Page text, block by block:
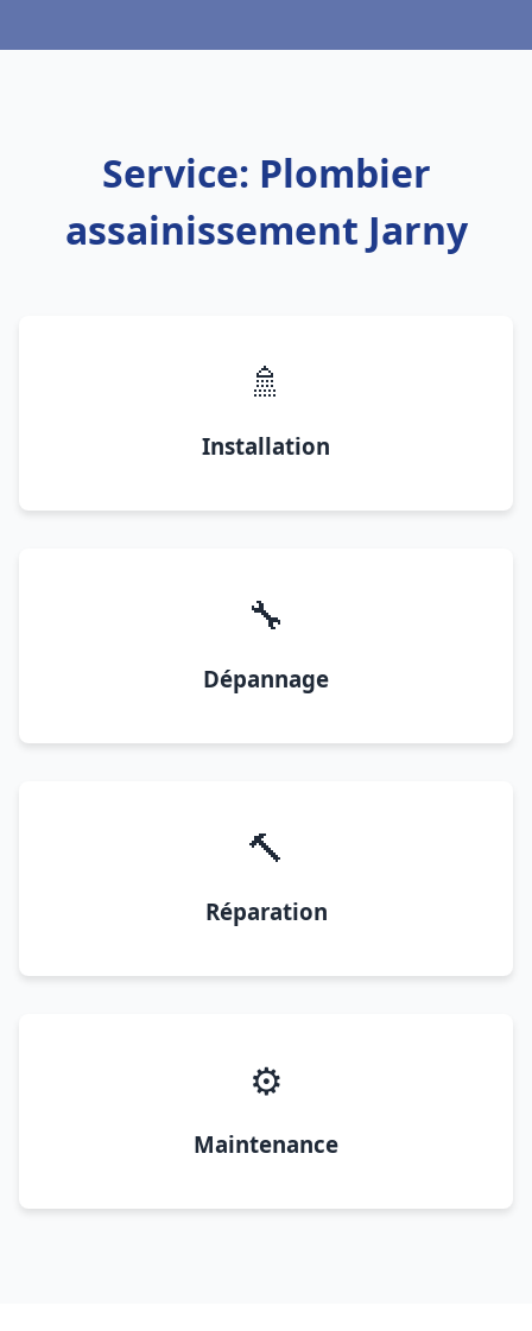
Service: Plombier
assainissement Jarny
🚿
Installation
🔧
Dépannage
🔨
Réparation
⚙️
Maintenance